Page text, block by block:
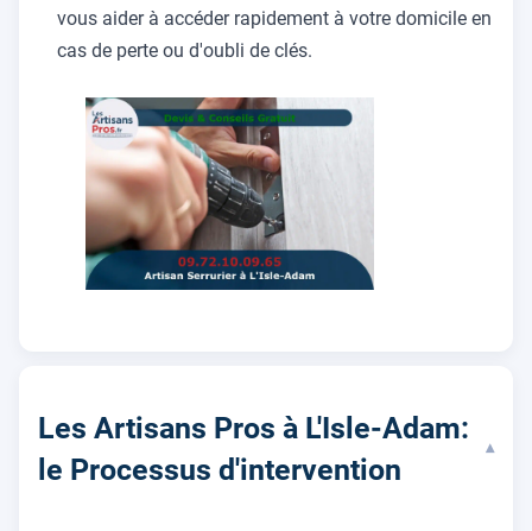
vous aider à accéder rapidement à votre domicile en
cas de perte ou d'oubli de clés.
Les Artisans Pros à L'Isle-Adam:
le Processus d'intervention
▾